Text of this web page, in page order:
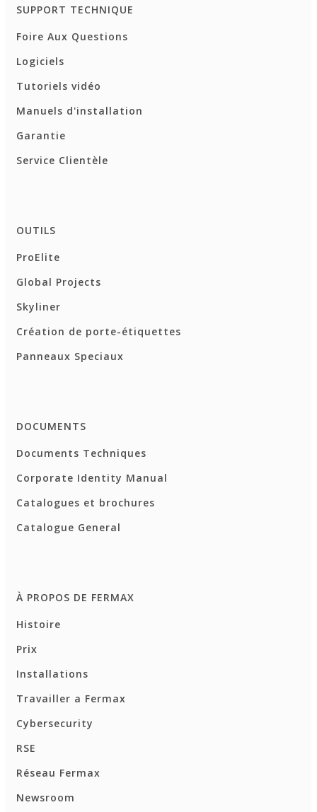
SUPPORT TECHNIQUE
Foire Aux Questions
Logiciels
Tutoriels vidéo
Manuels d'installation
Garantie
Service Clientèle
OUTILS
ProElite
Global Projects
Skyliner
Création de porte-étiquettes
Panneaux Speciaux
DOCUMENTS
Documents Techniques
Corporate Identity Manual
Catalogues et brochures
Catalogue General
À PROPOS DE FERMAX
Histoire
Prix
Installations
Travailler a Fermax
Cybersecurity
RSE
Réseau Fermax
Newsroom